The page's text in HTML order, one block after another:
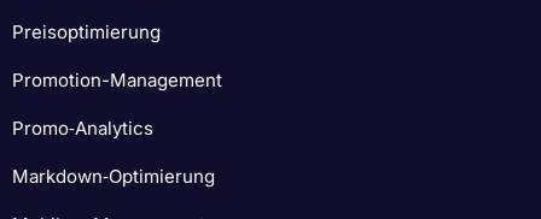
Preisoptimierung
Promotion-Management
Promo‑Analytics
Markdown‑Optimierung